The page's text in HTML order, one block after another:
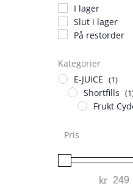
I lager
Slut i lager
På restorder
Kategorier
E-JUICE (1)
Shortfills
Frukt
Pris
kr